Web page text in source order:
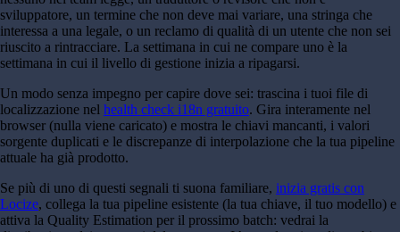
sviluppatore, un termine che non deve mai variare, una stringa che
interessa a una legale, o un reclamo di qualità di un utente che non sei
riuscito a rintracciare. La settimana in cui ne compare uno è la
settimana in cui il livello di gestione inizia a ripagarsi.
Un modo senza impegno per capire dove sei: trascina i tuoi file di
localizzazione nel health check i18n gratuito. Gira interamente nel
browser (nulla viene caricato) e mostra le chiavi mancanti, i valori
sorgente duplicati e le discrepanze di interpolazione che la tua pipeline
attuale ha già prodotto.
Se più di uno di questi segnali ti suona familiare, inizia gratis con
Locize, collega la tua pipeline esistente (la tua chiave, il tuo modello) e
attiva la Quality Estimation per il prossimo batch: vedrai la